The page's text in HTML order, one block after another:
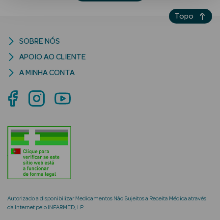
Ver Tudo
Solares
Corpo
Rosto
Lábios
Criança
Autorizado a disponibilizar Medicamentos Não Sujeitos a Receita Médica através
da Internet pelo INFARMED, I.P.
SOBRE NÓS
APOIO AO CLIENTE
A MINHA CONTA
Topo